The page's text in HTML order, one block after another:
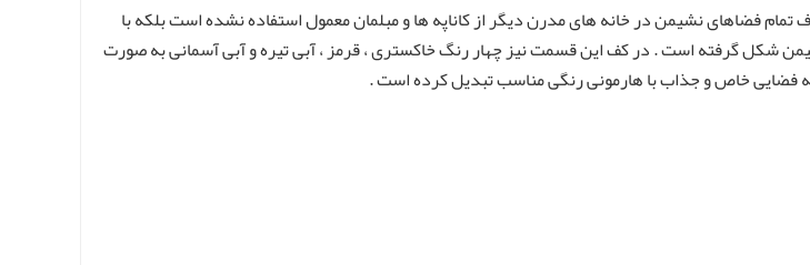
فضاهای نشیمن در خانه های مدرن دیگر از کاناپه ها و مبلمان معمول استفاده نشده است بلکه با
شکل گرفته است . در کف این قسمت نیز چهار رنگ خاکستری ، قرمز ، آبی تیره و آبی آسمانی به صورت
فضایی خاص و جذاب با هارمونی رنگی مناسب تبدیل کرده است .